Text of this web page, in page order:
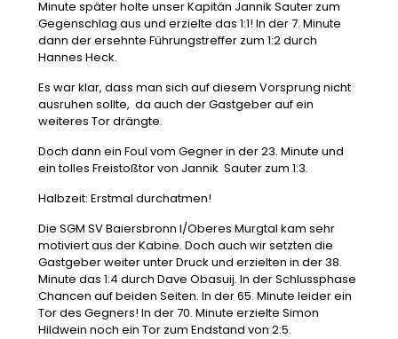
Minute später holte unser Kapitän Jannik Sauter zum
Gegenschlag aus und erzielte das 1:1! In der 7. Minute
dann der ersehnte Führungstreffer zum 1:2 durch
Hannes Heck.
Es war klar, dass man sich auf diesem Vorsprung nicht
ausruhen sollte, da auch der Gastgeber auf ein
weiteres Tor drängte.
Doch dann ein Foul vom Gegner in der 23. Minute und
ein tolles Freistoßtor von Jannik Sauter zum 1:3.
Halbzeit: Erstmal durchatmen!
Die SGM SV Baiersbronn I/Oberes Murgtal kam sehr
motiviert aus der Kabine. Doch auch wir setzten die
Gastgeber weiter unter Druck und erzielten in der 38.
Minute das 1:4 durch Dave Obasuij. In der Schlussphase
Chancen auf beiden Seiten. In der 65. Minute leider ein
Tor des Gegners! In der 70. Minute erzielte Simon
Hildwein noch ein Tor zum Endstand von 2:5.